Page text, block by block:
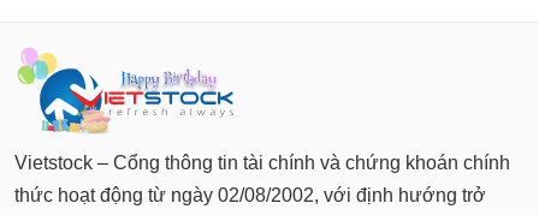
Vietstock – Cổng thông tin tài chính và chứng khoán chính
thức hoạt động từ ngày 02/08/2002, với định hướng trở